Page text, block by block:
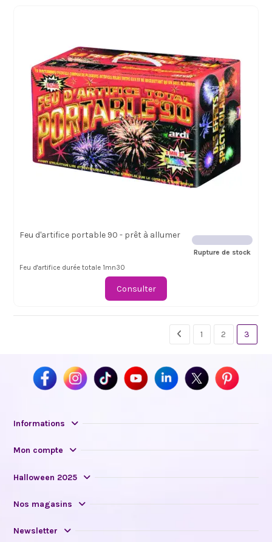
Feu d'artifice portable 90 - prêt à allumer
Rupture de stock
Feu d'artifice durée totale 1mn30
Consulter
1 2 3
Informations
Mon compte
Halloween 2025
Nos magasins
Newsletter